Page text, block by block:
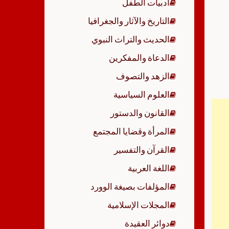
أدبيات الطفل
التاريخ والآثار والجغرافيا
الحديث والتراث النبوي
الدعاة والمفكرين
الزهد والتصوف
العلوم السياسية
القانون والدستور
المرأة وقضايا المجتمع
القرآن والتفسير
اللغة العربية
المؤلفات بصيغة الوورد
المجلات الإسلامية
دوائر العقيدة